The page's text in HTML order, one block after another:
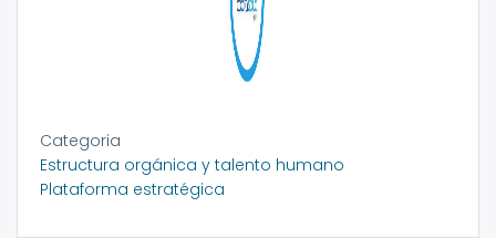
Categoria
Estructura orgánica y talento humano
Plataforma estratégica